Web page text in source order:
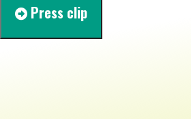
Press clip